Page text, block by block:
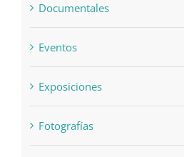
Documentales
Eventos
Exposiciones
Fotografías